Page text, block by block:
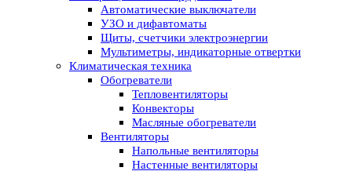
Автоматические выключатели
УЗО и дифавтоматы
Щиты, счетчики электроэнергии
Мультиметры, индикаторные отвертки
Климатическая техника
Обогреватели
Тепловентиляторы
Конвекторы
Масляные обогреватели
Вентиляторы
Напольные вентиляторы
Настенные вентиляторы